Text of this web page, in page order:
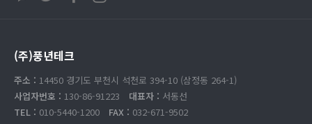
(주)풍년테크
주소 : 14450 경기도 부천시 석천로 394-10 (삼정동 264-1)
사업자번호 : 130-86-91223 대표자 : 서동선
TEL : 010-5440-1200 FAX : 032-671-9502